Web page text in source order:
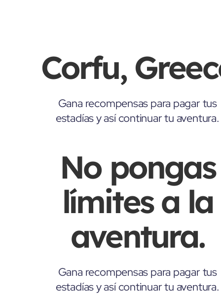
Corfu,
Gana recompensas para pagar tus
estadías y así continuar tu aventura.
No pongas
límites a la
aventura.
Gana recompensas para pagar tus
estadías y así continuar tu aventura.